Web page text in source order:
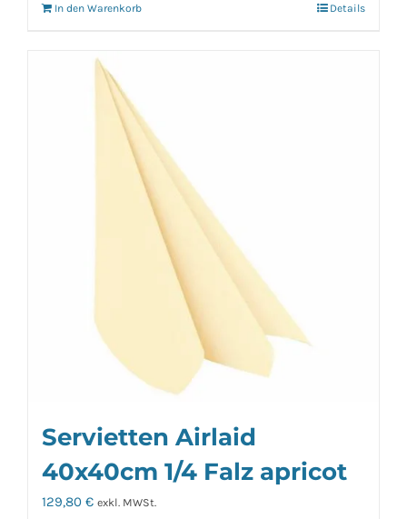
In den Warenkorb Details
Servietten Airlaid
40x40cm 1/4 Falz apricot
129,80 € exkl. MWSt.